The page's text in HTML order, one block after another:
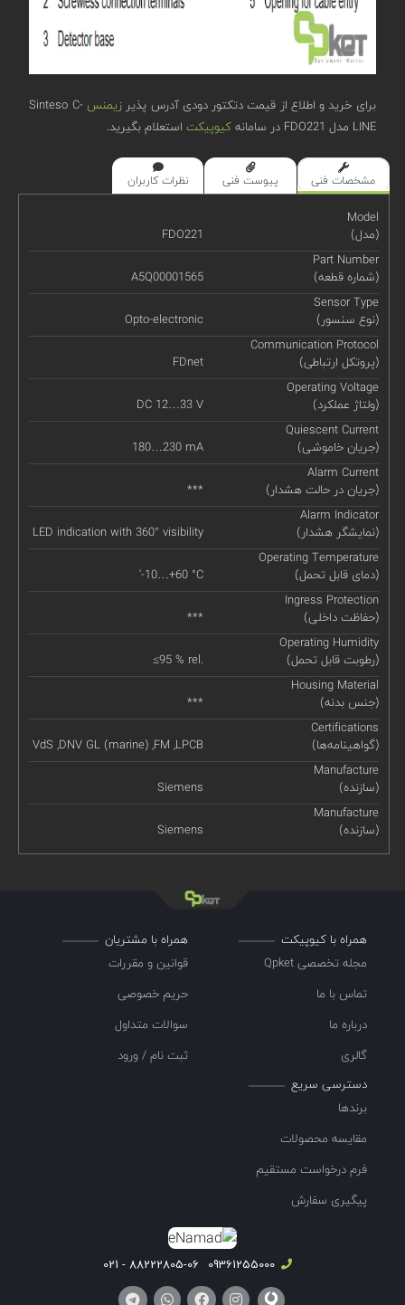
برای خرید و اطلاع از قیمت دتکتور دودی آدرس پذیر زیمنسSinteso C-
LINE مدل FDO221 در سامانه
کیوپیکت استعلام بگیرید.
مشخصات فنی پیوست فنی نظرات کاربران
Model
(مدل)
FDO221
Part Number
(شماره قطعه)
A5Q00001565
Sensor Type
(نوع سنسور)
Opto-electronic
Communication Protocol
(پروتکل ارتباطی)
FDnet
Operating Voltage
(ولتاژ عملکرد)
DC 12…33 V
Quiescent Current
(جریان خاموشی)
180…230 mA
Alarm Current
(جریان در حالت هشدار)
***
Alarm Indicator
(نمایشگر هشدار)
LED indication with 360° visibility
Operating Temperature
(دمای قابل تحمل)
'-10…+60 °C
Ingress Protection
(حفاظت داخلی)
***
Operating Humidity
(رطوبت قابل تحمل)
≤95 % rel.
Housing Material
(جنس بدنه)
***
Certifications
(گواهینامه‌ها)
VdS ,DNV GL (marine) ,FM ,LPCB
Manufacture
(سازنده)
Siemens
Manufacture
(سازنده)
Siemens
همراه با کیوپیکت
مجله تخصصی Qpket
تماس با ما
درباره ما
گالری
همراه با مشتریان
قوانین و مقررات
حریم خصوصی
سوالات متداول
ثبت نام / ورود
دسترسی سریع
برندها
مقایسه محصولات
فرم درخواست مستقیم
پیگیری سفارش
09361255000
88222805-06 - 021